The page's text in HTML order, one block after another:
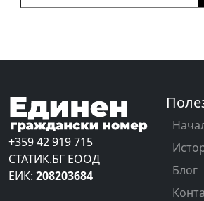
+359 42 919 715
СТАТИК.БГ ЕООД
ЕИК: 208203684
Блог